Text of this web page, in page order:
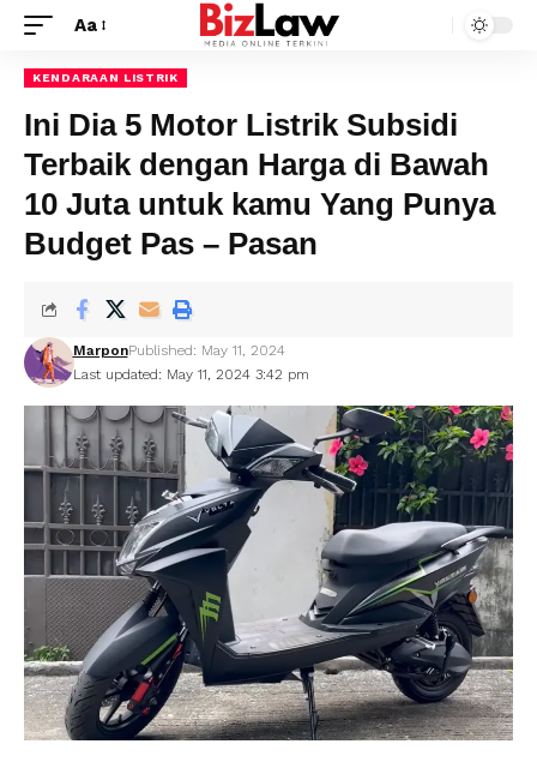
Aa
KENDARAAN LISTRIK
Ini Dia 5 Motor Listrik Subsidi
Terbaik dengan Harga di Bawah
10 Juta untuk kamu Yang Punya
Budget Pas – Pasan
Last updated: May 11, 2024 3:42 pm
MarponPublished: May 11, 2024